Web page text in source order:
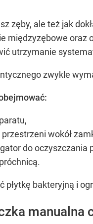
zęby, ale też jak
międzyzębowe oraz
utrzymanie
zwykle
wokół
do oczyszczania
bakteryjną i
manualna